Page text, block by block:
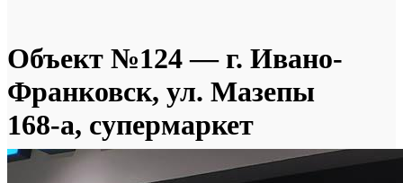
Объект №124 — г. Ивано-
Франковск, ул. Мазепы
168-а, супермаркет
«Сильпо»